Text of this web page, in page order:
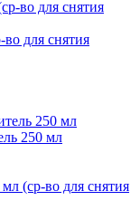
для снятия
250 мл